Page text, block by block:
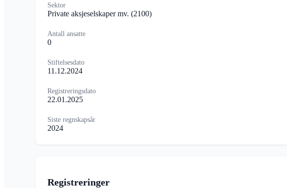
Sektor
Private aksjeselskaper mv. (2100)
Antall ansatte
0
Stiftelsesdato
11.12.2024
Registreringsdato
22.01.2025
Siste regnskapsår
2024
Registreringer